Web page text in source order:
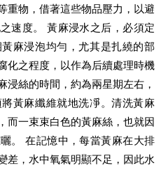
重物，借著這些物品壓力，以避
速度。 黃麻浸水之后，必須定
麻浸泡均勻，尤其是扎繞的部
化之程度，以作為后續處理時機
浸絲的時間，約為兩星期左右，
黃麻纖維就地洗凈。清洗黃麻
而一束束白色的黃麻絲，也就因
。 在記憶中，每當黃麻在大排
差，水中氧氣明顯不足，因此水